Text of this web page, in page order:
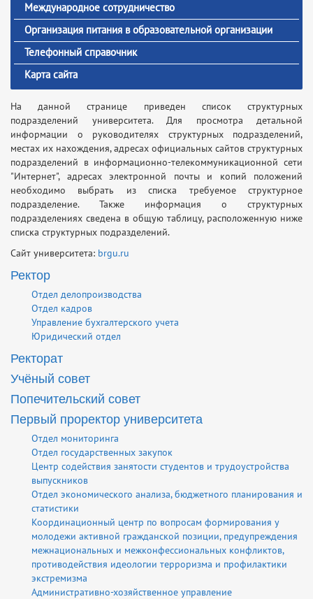
Международное сотрудничество
Организация питания в образовательной организации
Телефонный справочник
Карта сайта
На данной странице приведен список структурных
подразделений университета. Для просмотра детальной
информации о руководителях структурных подразделений,
местах их нахождения, адресах официальных сайтов структурных
подразделений в информационно-телекоммуникационной сети
"Интернет", адресах электронной почты и копий положений
необходимо выбрать из списка требуемое структурное
подразделение. Также информация о структурных
подразделениях сведена в общую таблицу, расположенную ниже
списка структурных подразделений.
Сайт университета: brgu.ru
Ректор
Отдел делопроизводства
Отдел кадров
Управление бухгалтерского учета
Юридический отдел
Ректорат
Учёный совет
Попечительский совет
Первый проректор университета
Отдел мониторинга
Отдел государственных закупок
Центр содействия занятости студентов и трудоустройства
выпускников
Отдел экономического анализа, бюджетного планирования и
статистики
Координационный центр по вопросам формирования у
молодежи активной гражданской позиции, предупреждения
межнациональных и межконфессиональных конфликтов,
противодействия идеологии терроризма и профилактики
экстремизма
Административно-хозяйственное управление